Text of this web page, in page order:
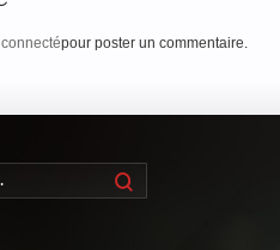
connectépour poster un commentaire.